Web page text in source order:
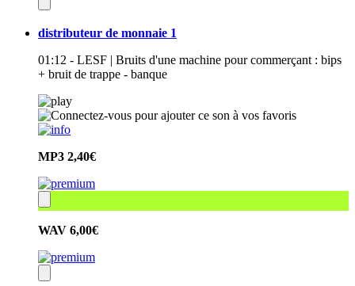
distributeur de monnaie 1
01:12 - LESF | Bruits d'une machine pour commerçant : bips
+ bruit de trappe - banque
MP3 2,40€
WAV 6,00€